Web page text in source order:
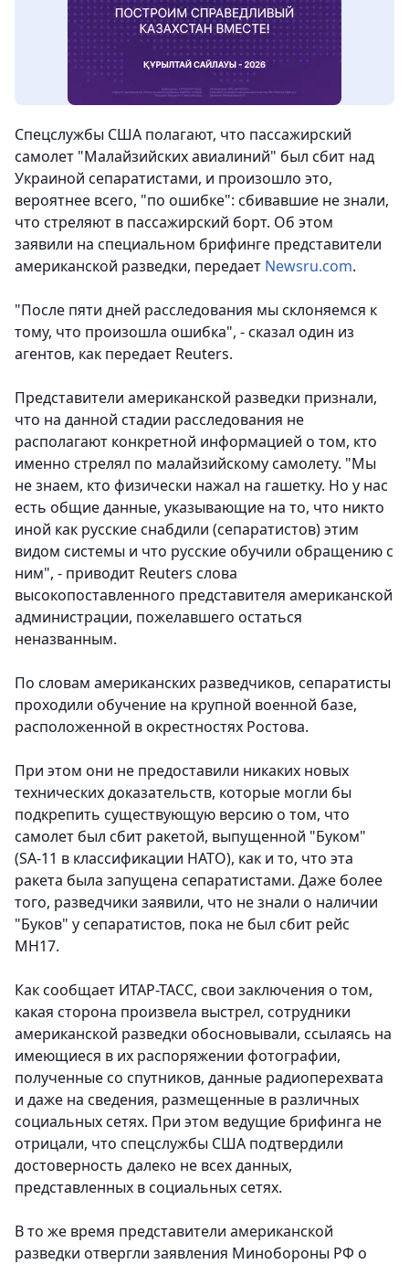
Спецслужбы США полагают, что пассажирский
самолет "Малайзийских авиалиний" был сбит над
Украиной сепаратистами, и произошло это,
вероятнее всего, "по ошибке": сбивавшие не знали,
что стреляют в пассажирский борт. Об этом
заявили на специальном брифинге представители
американской разведки, передает Newsru.com.
"После пяти дней расследования мы склоняемся к
тому, что произошла ошибка", - сказал один из
агентов, как передает Reuters.
Представители американской разведки признали,
что на данной стадии расследования не
располагают конкретной информацией о том, кто
именно стрелял по малайзийскому самолету. "Мы
не знаем, кто физически нажал на гашетку. Но у нас
есть общие данные, указывающие на то, что никто
иной как русские снабдили (сепаратистов) этим
видом системы и что русские обучили обращению с
ним", - приводит Reuters слова
высокопоставленного представителя американской
администрации, пожелавшего остаться
неназванным.
По словам американских разведчиков, сепаратисты
проходили обучение на крупной военной базе,
расположенной в окрестностях Ростова.
При этом они не предоставили никаких новых
технических доказательств, которые могли бы
подкрепить существующую версию о том, что
самолет был сбит ракетой, выпущенной "Буком"
(SA-11 в классификации НАТО), как и то, что эта
ракета была запущена сепаратистами. Даже более
того, разведчики заявили, что не знали о наличии
"Буков" у сепаратистов, пока не был сбит рейс
MH17.
Как сообщает ИТАР-ТАСС, свои заключения о том,
какая сторона произвела выстрел, сотрудники
американской разведки обосновывали, ссылаясь на
имеющиеся в их распоряжении фотографии,
полученные со спутников, данные радиоперехвата
и даже на сведения, размещенные в различных
социальных сетях. При этом ведущие брифинга не
отрицали, что спецслужбы США подтвердили
достоверность далеко не всех данных,
представленных в социальных сетях.
В то же время представители американской
разведки отвергли заявления Минобороны РФ о